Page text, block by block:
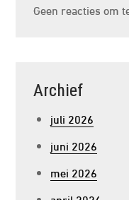
Geen reacties om
Archief
juli 2026
juni 2026
mei 2026